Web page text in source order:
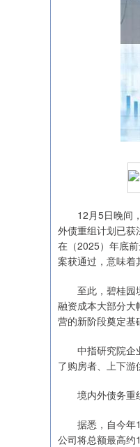
12月5日晚间，
外债重组计划已获
在（2025）年底
案获通过，意味着
至此，碧桂园境
融资成本大部分大
营的新阶段奠定基
中指研究院企业
了购房者、上下游
境内外债务重
据悉，自今年1
公司将总额最高约
1.02% 深